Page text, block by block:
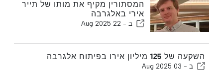
המסתורין מקיף את מותו של תייר
אירי באלגרבה
ב - 22 Aug 2025
השקעה של 125 מיליון אירו בפיתוח אלגרבה
ב - 03 Aug 2025